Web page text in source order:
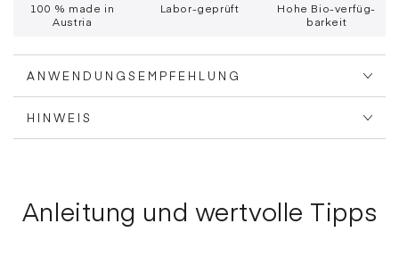
100 % made in
Austria
Labor-geprüft
Hohe Bio-verfüg-
barkeit
ANWENDUNGSEMPFEHLUNG
HINWEIS
Anleitung und wertvolle Tipps